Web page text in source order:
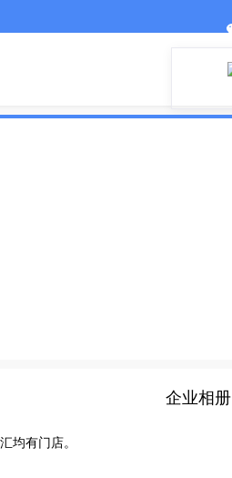
均有门店。
企业相册